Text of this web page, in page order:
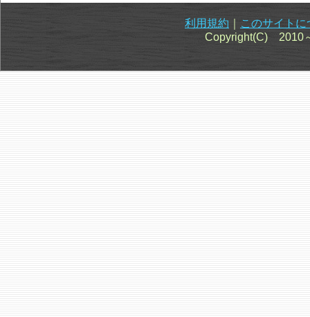
利用規約
このサイトに
Copyright(C) 2010